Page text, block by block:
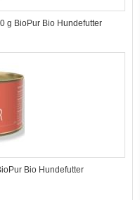
g BioPur Bio Hundefutter
Bio Hundefutter